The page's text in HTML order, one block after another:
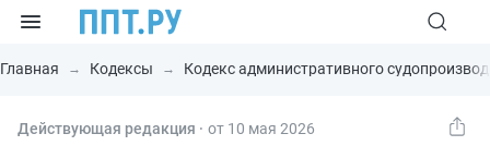
Главная Кодексы Кодекс административного
Действующая редакция ⸱ от 10 мая 2026